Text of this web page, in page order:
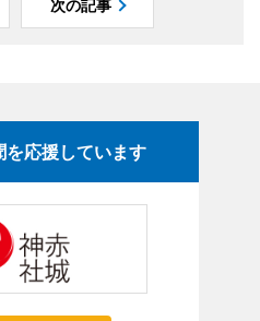
次の記事
を応援しています